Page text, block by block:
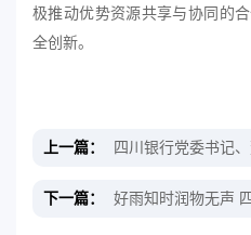
极推动优势资源共享与协同的
全创新。
上一篇： 四川银行党委书记、董
下一篇： 好雨知时润物无声 四川